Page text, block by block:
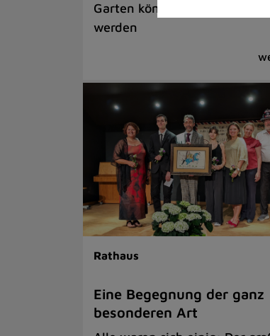
Garten können ab sofort
werden
Rathaus
Eine Begegnung der ganz
besonderen Art